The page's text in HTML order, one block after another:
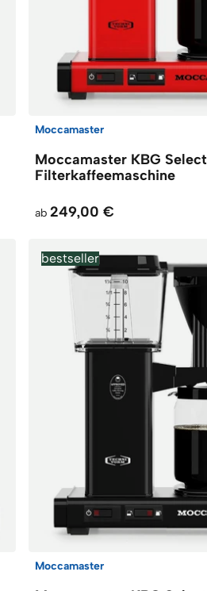
Moccamaster
Moccamaster KBG Select
Filterkaffeemaschine
ab 249,00 €
bestseller
Moccamaster